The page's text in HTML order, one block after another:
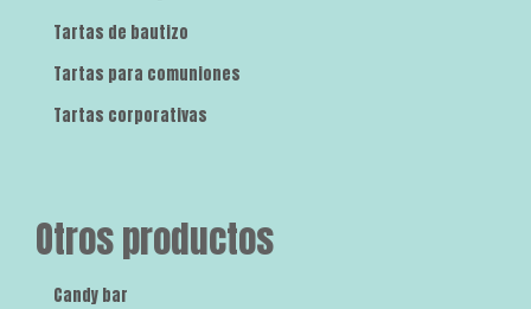
Tartas de bautizo
Tartas para comuniones
Tartas corporativas
Otros productos
Candy bar